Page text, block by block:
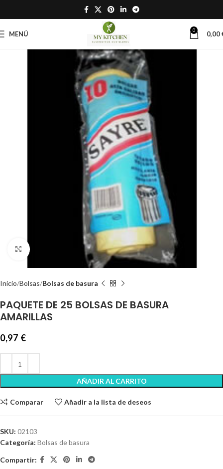
MENÚ 0 0,00
Clic para ampliar
Inicio Bolsas Bolsas de basura
PAQUETE DE 25 BOLSAS DE BASURA
AMARILLAS
0,97 €
AÑADIR AL CARRITO
Comparar Añadir a la lista de deseos
SKU: 02103
Categoría: Bolsas de basura
Compartir: